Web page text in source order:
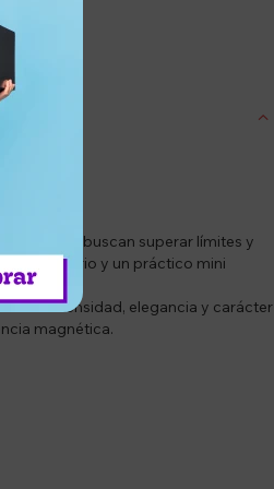
que buscan superar límites y
y un práctico mini
intensidad, elegancia y carácter
magnética.